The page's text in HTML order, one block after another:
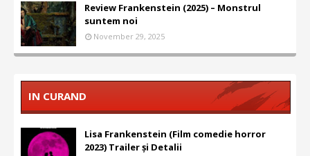
Review Frankenstein (2025) – Monstrul
suntem noi
November 29, 2025
IN CURAND
Lisa Frankenstein (Film comedie horror
2023) Trailer și Detalii